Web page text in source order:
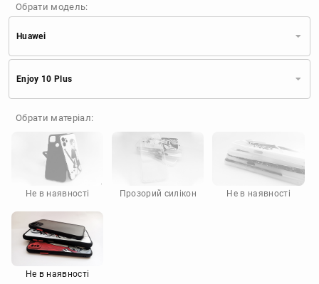
Обрати модель:
Huawei
Apple
Huawei
Oppo
TECNO
Google
Doogee
Infinix
Motorola
Enjoy 10 Plus
Обрати матеріал:
Не в наявності Прозорий силікон Не в наявності
Не в наявності